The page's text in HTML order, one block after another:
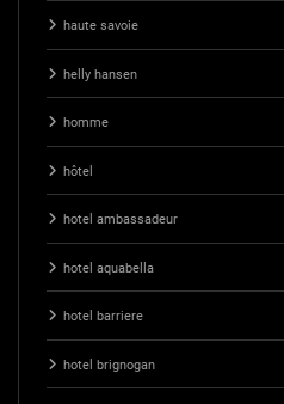
haute savoie
helly hansen
homme
hôtel
hotel ambassadeur
hotel aquabella
hotel barriere
hotel brignogan